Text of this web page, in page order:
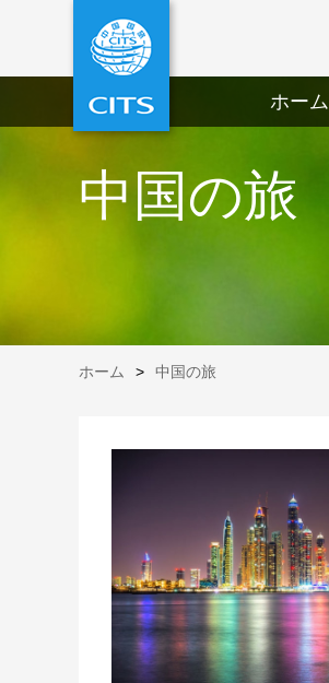
ホーム
中国の旅
ホーム > 中国の旅